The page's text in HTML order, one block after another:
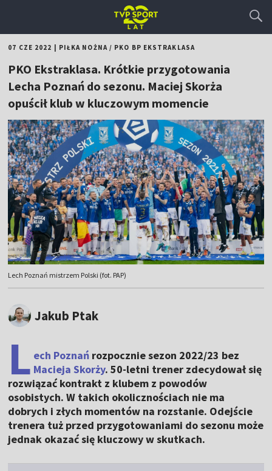
07 CZE 2022 PIŁKA NOŻNA/ PKO BP EKSTRAKLASA
PKO Ekstraklasa. Krótkie przygotowania
Lecha Poznań do sezonu. Maciej Skorża
opuścił klub w kluczowym momencie
Lech Poznań mistrzem Polski (fot. PAP)
Jakub Ptak
L ech Poznań rozpocznie sezon 2022/23 bez
Macieja Skorży. 50-letni trener zdecydował się
rozwiązać kontrakt z klubem z powodów
osobistych. W takich okolicznościach nie ma
dobrych i złych momentów na rozstanie. Odejście
trenera tuż przed przygotowaniami do sezonu może
jednak okazać się kluczowy w skutkach.